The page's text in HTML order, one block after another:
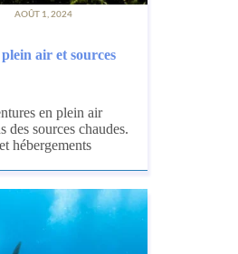
AOÛT 1, 2024
air et sources
en plein air
des sources chaudes.
hébergements